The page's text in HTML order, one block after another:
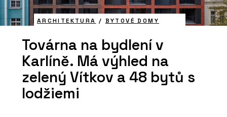
ARCHITEKTURA / BYTOVÉ DOMY
Továrna na bydlení v
Karlíně. Má výhled na
zelený Vítkov a 48 bytů s
lodžiemi